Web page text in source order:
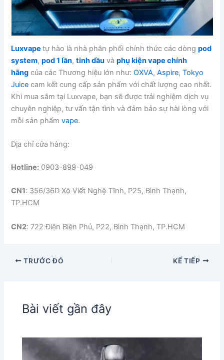
Luxvapetự hào là nhà phân phối chính thức các dòngpod
system,pod 1 lần,tinh dầu vàphụ kiện vape chính
hãng của các Thương hiệu lớn như:OXVA,Aspire,Tokyo
Juice cam kết cung cấp sản phẩm với chất lượng cao nhất.
Khi mua sắm tại Luxvape, bạn sẽ được trải nghiệm dịch vụ
chuyên nghiệp, tư vấn tận tình và đảm bảo sự hài lòng với
mỗi sản phẩmvape.
Địa chỉ cửa hàng:
Hotline: 0903-899-049
CN1: 356/36D Xô Viết Nghệ Tĩnh, P25, Bình Thạnh,
TP.HCM
CN2: 722 Điện Biên Phủ, P22, Bình Thạnh, TP.HCM
TRƯỚC ĐÓ KẾ TIẾP
Bài viết gần đây